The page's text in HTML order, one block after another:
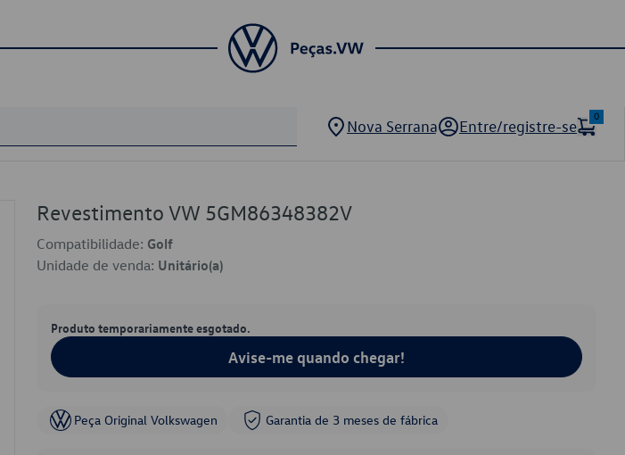
Nova Serrana Entre/registre-se
0
Revestimento VW 5GM86348382V
Compatibilidade: Golf
Unidade de venda: Unitário(a)
Produto temporariamente esgotado.
Avise-me quando chegar!
Peça Original Volkswagen Garantia de 3 meses de fábrica